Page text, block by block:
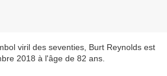
viril des seventies, Burt Reynolds est
2018 à l'âge de 82 ans.